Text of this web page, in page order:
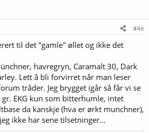
#46
til det "gamle" øllet og ikke det
havregryn, Caramalt 30, Dark
Lett å bli forvirret når man leser
tråder. Jeg brygget igår så får vi se
EKG kun som bitterhumle, intet
da kanskje (hva er ørkt munchner),
ikke har sene tilsetninger...